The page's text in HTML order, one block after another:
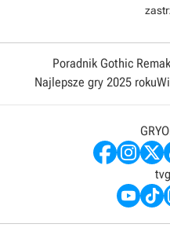
Poradnik Gothic
Najlepsze gry 2025 roku